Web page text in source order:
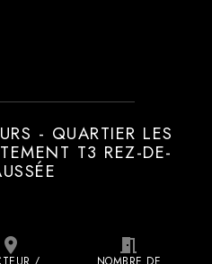
- QUARTIER LES
T3 REZ-DE-
place meeting_room